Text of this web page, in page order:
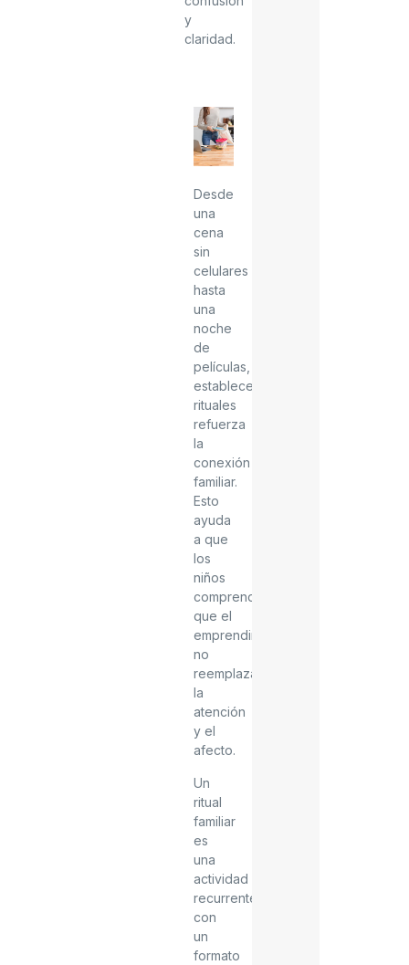
y
claridad.
Desde
una
cena
sin
celulares
hasta
una
noche
de
películas,
establecer
rituales
refuerza
la
conexión
familiar.
Esto
ayuda
a que
los
niños
comprendan
que el
emprendimiento
no
reemplaza
la
atención
y el
afecto.
Un
ritual
familiar
es
una
actividad
recurrente,
con
un
formato